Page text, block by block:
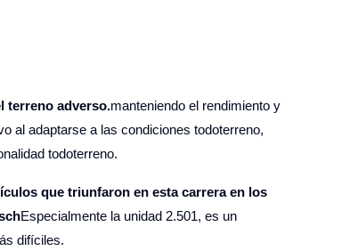
terreno adverso.manteniendo el rendimiento y
al adaptarse a las condiciones todoterreno,
todoterreno.
que triunfaron en esta carrera en los
Especialmente la unidad 2.501, es un
difíciles.